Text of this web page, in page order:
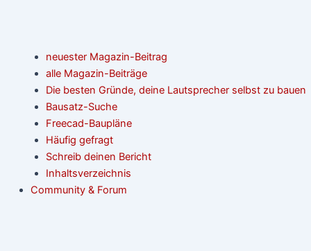
neuester Magazin-Beitrag
alle Magazin-Beiträge
Die besten Gründe, deine Lautsprecher selbst zu bauen
Bausatz-Suche
Freecad-Baupläne
Häufig gefragt
Schreib deinen Bericht
Inhaltsverzeichnis
Community & Forum